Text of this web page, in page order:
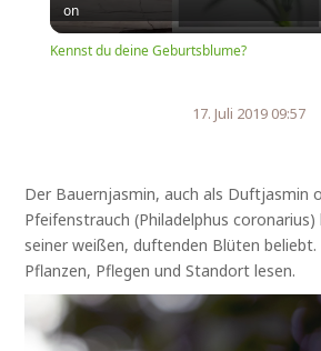
on
Kennst du deine Geburtsblume?
17. Juli 2019 09:57
Der Bauernjasmin, auch als Duftjasmin
Pfeifenstrauch (Philadelphus
seiner weißen, duftenden Blüten beliebt.
Pflanzen, Pflegen und Standort lesen.